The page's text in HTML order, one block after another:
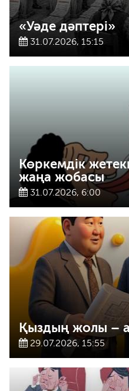
«Уәде дәптері»
31.07.2026, 15:15
Көркемдік
жаңа жобасы
31.07.2026, 6:00
Қыздың жолы –
29.07.2026, 15:55